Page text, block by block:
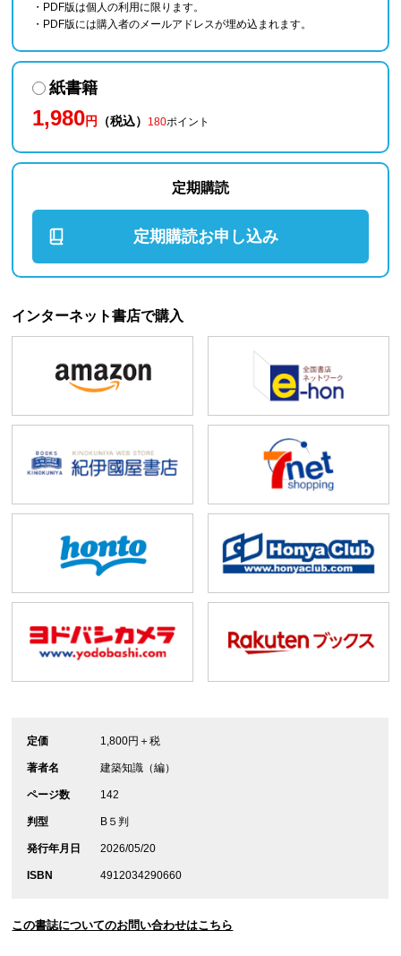
・PDF版は個人の利用に限ります。
・PDF版には購入者のメールアドレスが埋め込まれます。
紙書籍
1,980円 （税込） 180ポイント
定期購読
定期購読お申し込み
インターネット書店で購入
定価 1,800円＋税
著者名 建築知識（編）
ページ数 142
判型 B５判
発行年月日 2026/05/20
ISBN 4912034290660
この書誌についてのお問い合わせはこちら